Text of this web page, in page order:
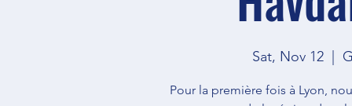
Sat, Nov 12
Pour la première fois à Lyon,